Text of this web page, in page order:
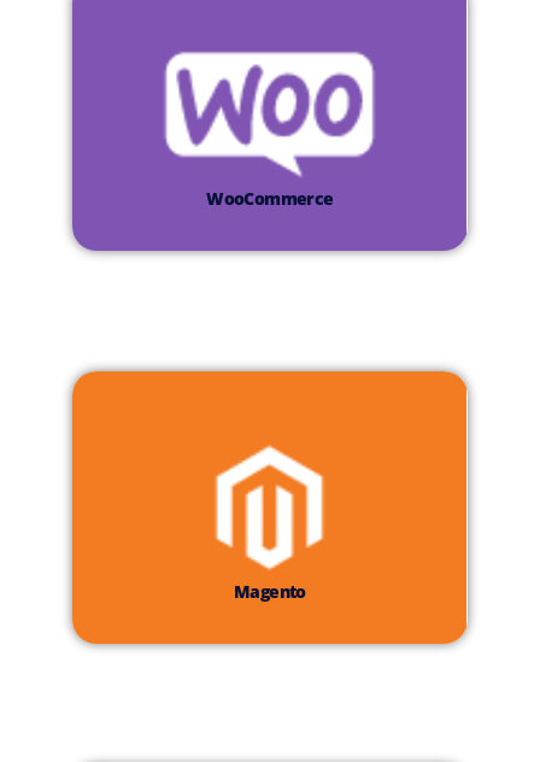
WooCommerce
Magento